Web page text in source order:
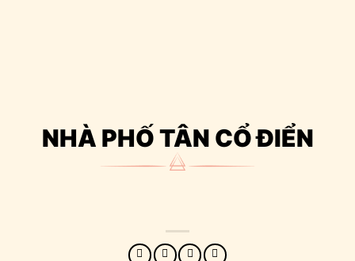
NHÀ PHỐ TÂN CỔ ĐIỂN